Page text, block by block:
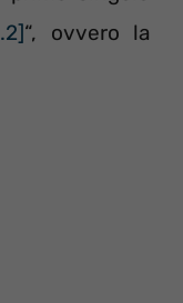
“, ovvero la